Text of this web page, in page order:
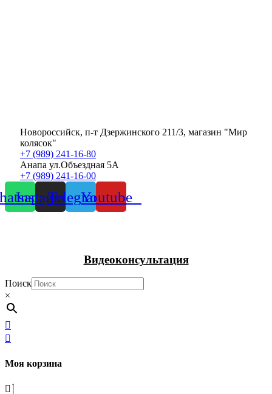
Новороссийск, п-т Дзержинского 211/3, магазин "Мир
колясок"
+7 (989) 241-16-80
Анапа ул.Объездная 5А
+7 (989) 241-16-00
InstagramTelegramYoutube
Видеоконсультация
Поиск
×
Моя корзина